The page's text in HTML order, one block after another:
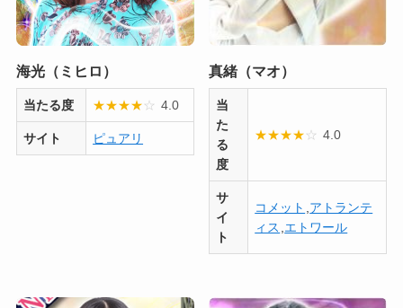
海光（ミヒロ）
当たる度 ★★★★☆ 4.0
サイト ピュアリ
真緒（マオ）
当
た
る
度
★★★★☆ 4.0
サ
イ
ト
コメット ,アトランテ
ィス ,エトワール